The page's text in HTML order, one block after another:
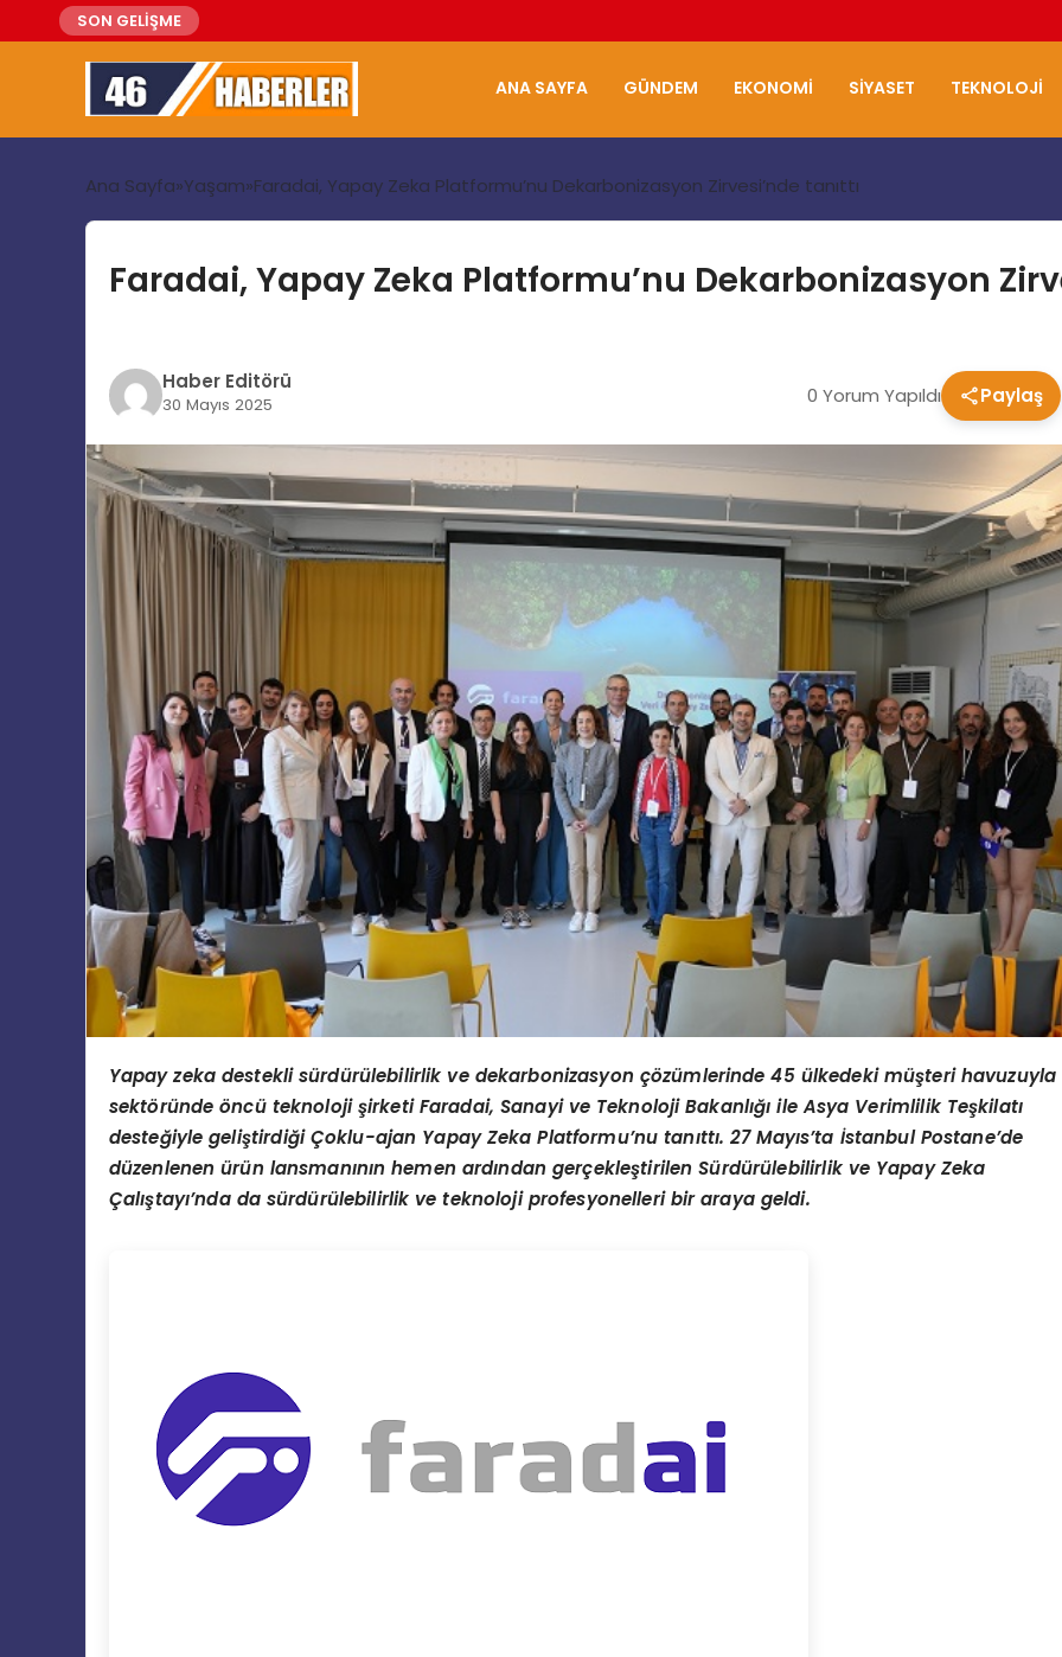
SON GELİŞME
ANA SAYFA GÜNDEM EKONOMI SIYASET TEKNOLOJI
Ana Sayfa Yaşam Faradai, Yapay Zeka Platformu’nu Dekarbonizasyon Zirvesi’nde tanıttı
Faradai, Yapay Zeka Platformu’nu Dekarbonizasyon
Haber Editörü
30 Mayıs 2025 0 Yorum Yapıldı Paylaş
Yapay zeka destekli sürdürülebilirlik ve dekarbonizasyon çözümlerinde 45 ülkedeki müşteri havuzuyla
sektöründe öncü teknoloji şirketi Faradai, Sanayi ve Teknoloji Bakanlığı ile Asya Verimlilik Teşkilatı
desteğiyle geliştirdiği Çoklu-ajan Yapay Zeka Platformu’nu tanıttı. 27 Mayıs’ta İstanbul Postane’de
düzenlenen ürün lansmanının hemen ardından gerçekleştirilen Sürdürülebilirlik ve Yapay Zeka
Çalıştayı’nda da sürdürülebilirlik ve teknoloji profesyonelleri bir araya geldi.